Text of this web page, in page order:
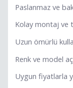
Paslanmaz ve
Kolay montaj ve
Uzun ömürlü
Renk ve model
Uygun fiyatlarla